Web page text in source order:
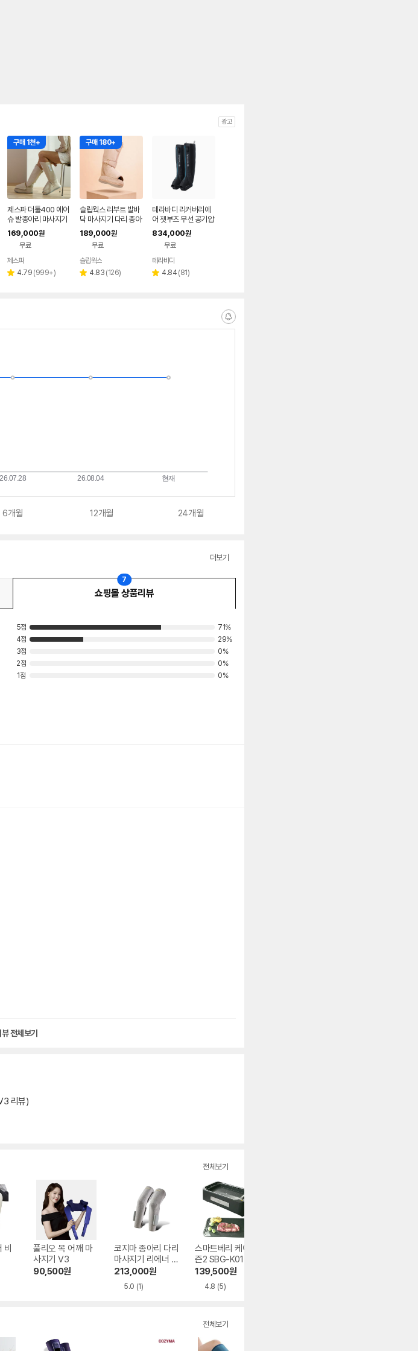
광고
구매 1천+
제스파 더툴400 에어
슈 발종아리 마사지기
169,000원
무료
페이
제스파
별 4.79 리
(999+)
구매 180+
슬립웍스 리부트 발바
닥 마사지기 다리 종아
리 발 공기압 마사지부
츠 안마기
189,000원
무료
슬립웍스
별 4.83 리
(126)
테라바디 리커버리에
어 젯부츠 무선 공기압
다리 마사지기
834,000원
무료
페이
테라바디
별 4.84 리
(81)
알
6개월 12개월 24개월
더보기
쇼핑몰 상품리뷰
7
5점
71%
4점
29%
3점
0%
2점
0%
1점
0%
전체보기
리뷰)
전체보기
풀리오 목 어깨 마
사지기 V3
90,500원
코지마 종아리 다리
마사지기 리에너 C
ML-102WL
213,000원
5.0 (1)
스마트베리 케이 시
즌2 SBG-K01
139,500원
4.8 (5)
전체보기